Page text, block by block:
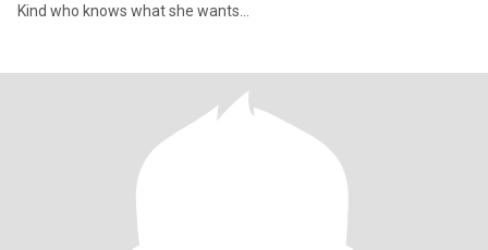
Kind who knows what she wants...